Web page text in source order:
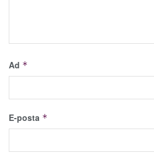
Ad *
E-posta *